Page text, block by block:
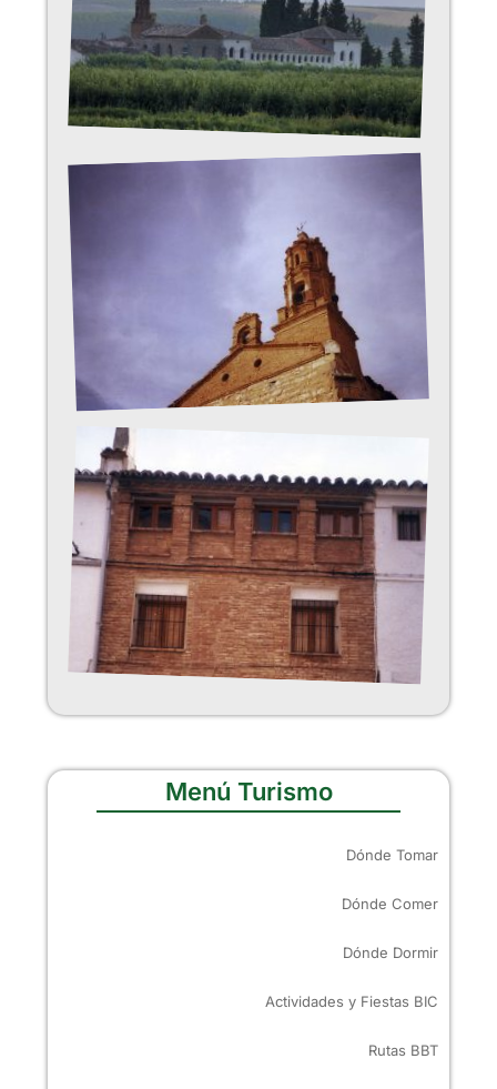
Menú Turismo
Dónde Tomar
Dónde Comer
Dónde Dormir
Actividades y Fiestas BIC
Rutas BBT